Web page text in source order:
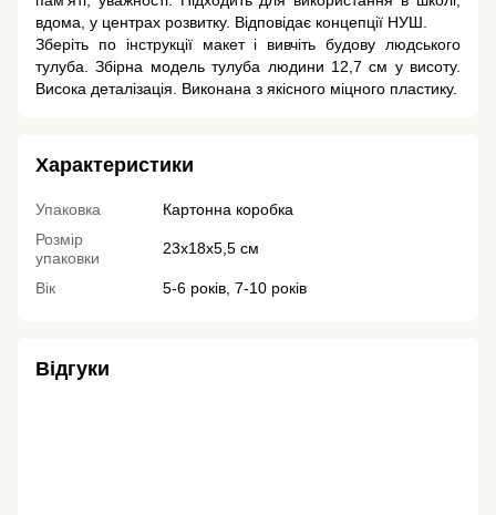
вдома, у центрах розвитку. Відповідає концепції НУШ.
Зберіть по інструкції макет і вивчіть будову людського
тулуба. Збірна модель тулуба людини 12,7 см у висоту.
Висока деталізація. Виконана з якісного міцного пластику.
Характеристики
Упаковка
Картонна коробка
Розмір
упаковки
23х18х5,5 см
Вік 5-6 років, 7-10 років
Відгуки